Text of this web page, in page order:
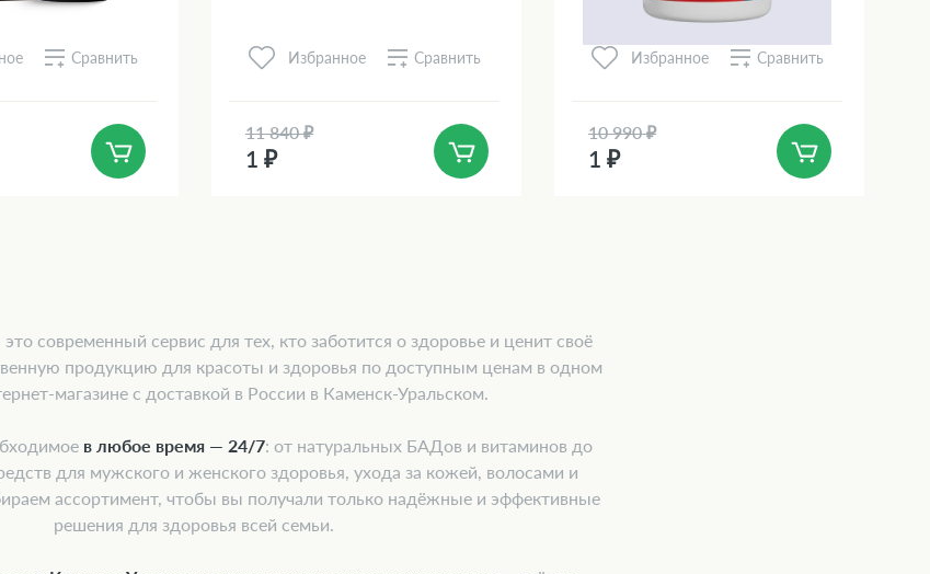
Сравнить Избранное Сравнить
11 840 ₽
1 ₽
Избранное Сравнить
10 990 ₽
1 ₽
современный сервис для тех, кто заботится о здоровье и ценит своё
продукцию для красоты и здоровья по доступным ценам в одном
магазине с доставкой в России в Каменск-Уральском.
в любое время — 24/7: от натуральных БАДов и витаминов до
для мужского и женского здоровья, ухода за кожей, волосами и
ассортимент, чтобы вы получали только надёжные и эффективные
решения для здоровья всей семьи.